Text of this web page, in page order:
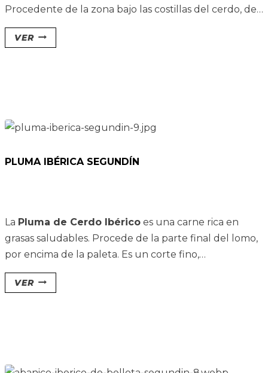
Procedente de la zona bajo las costillas del cerdo, de
él pueden extraerse varios cortes.
VER
PLUMA IBÉRICA SEGUNDÍN
La Pluma de Cerdo Ibérico es una carne rica en
grasas saludables. Procede de la parte final del lomo,
por encima de la paleta. Es un corte fino,
normalmente con forma de triángulo irregular, de
ahí su nombre.
VER